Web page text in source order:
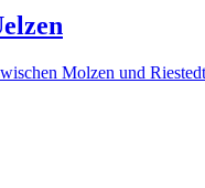
Molzen und